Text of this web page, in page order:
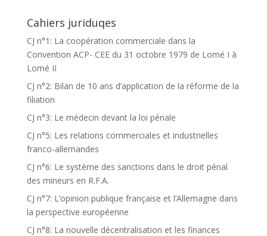
Cahiers juriduqes
CJ n°1: La coopération commerciale dans la
Convention ACP- CEE du 31 octobre 1979 de Lomé I à
Lomé II
CJ n°2: Bilan de 10 ans d’application de la réforme de la
filiation
CJ n°3: Le médecin devant la loi pénale
CJ n°5: Les relations commerciales et industrielles
franco-allemandes
CJ n°6: Le système des sanctions dans le droit pénal
des mineurs en R.F.A.
CJ n°7: L’opinion publique française et l’Allemagne dans
la perspective européenne
CJ n°8: La nouvelle décentralisation et les finances